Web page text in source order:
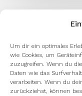
Um dir ein optimales
wie Cookies, um
zuzugreifen. Wenn du
Daten wie das
verarbeiten. Wenn du
zurückziehst, können